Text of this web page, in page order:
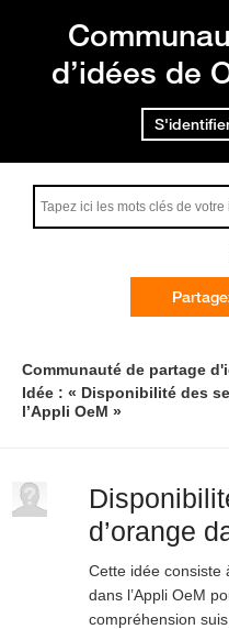
d’idées de
Communauté de partage
Idée : « Disponibilité des
l’Appli OeM »
d’orange
Cette idée consiste
dans l’Appli OeM
compréhension